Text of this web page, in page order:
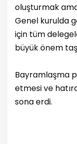
oluşturmak
Genel kurulda
için tüm
büyük önem
Bayramlaşma
etmesi ve
sona erdi.